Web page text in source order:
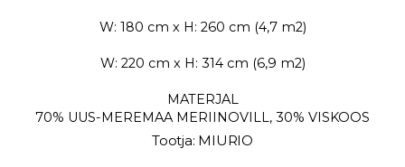
W: 180 cm x H: 260 cm (4,7 m2)
W: 220 cm x H: 314 cm (6,9 m2)
MATERJAL
70% UUS-MEREMAA MERIINOVILL, 30% VISKOOS
Tootja: MIURIO